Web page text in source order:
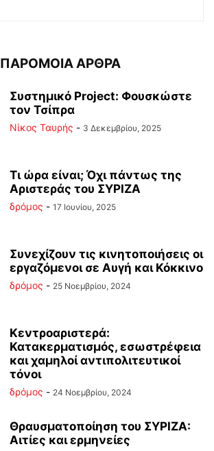
ΠΑΡΟΜΟΙΑ ΑΡΘΡΑ
Συστημικό Project: Φουσκώστε
τον Τσίπρα
Νίκος Ταυρής - 3 Δεκεμβρίου, 2025
Τι ώρα είναι; Όχι πάντως της
Αριστεράς του ΣΥΡΙΖΑ
δρόμος - 17 Ιουνίου, 2025
Συνεχίζουν τις κινητοποιήσεις οι
εργαζόμενοι σε Αυγή και Κόκκινο
δρόμος - 25 Νοεμβρίου, 2024
Κεντροαριστερά:
Κατακερματισμός, εσωστρέφεια
και χαμηλοί αντιπολιτευτικοί
τόνοι
δρόμος - 24 Νοεμβρίου, 2024
Θραυσματοποίηση του ΣΥΡΙΖΑ:
Αιτίες και ερμηνείες